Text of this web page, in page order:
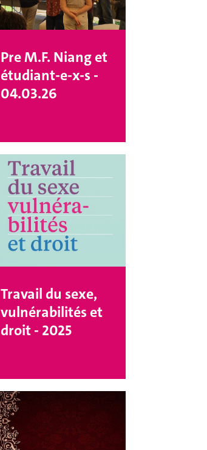
Pre M.F. Niang et
étudiant-e-x-s -
04.03.26
Travail du sexe,
vulnérabilités et
droit - 2025